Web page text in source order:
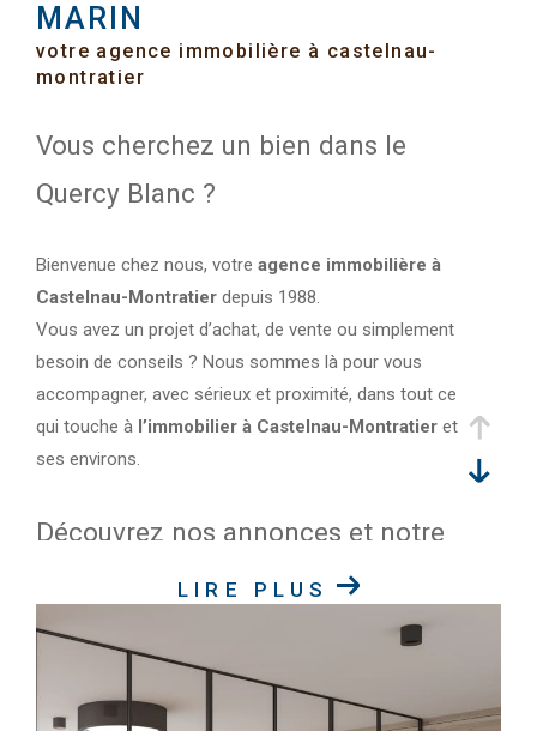
MARIN
votre agence immobilière à castelnau-
montratier
Vous cherchez un bien dans le
Quercy Blanc ?
Bienvenue chez nous, votre agence immobilière à
Castelnau-Montratier depuis 1988.
Vous avez un projet d’achat, de vente ou simplement
besoin de conseils ? Nous sommes là pour vous
accompagner, avec sérieux et proximité, dans tout ce
qui touche à l’immobilier à Castelnau-Montratier et
ses environs.
Découvrez nos annonces et notre
Vous recherchez une maison de village, une ferme
authentique ou un terrain à bâtir ?
Jetez un œil à nosannonces immobilières à
LIRE PLUS